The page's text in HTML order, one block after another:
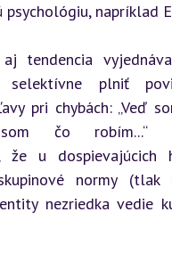
psychológiu, napríklad
tendencia
selektívne plniť
pri chybách: „Veď
čo robím...“
že u dospievajúcich
normy (tlak
nezriedka vedie